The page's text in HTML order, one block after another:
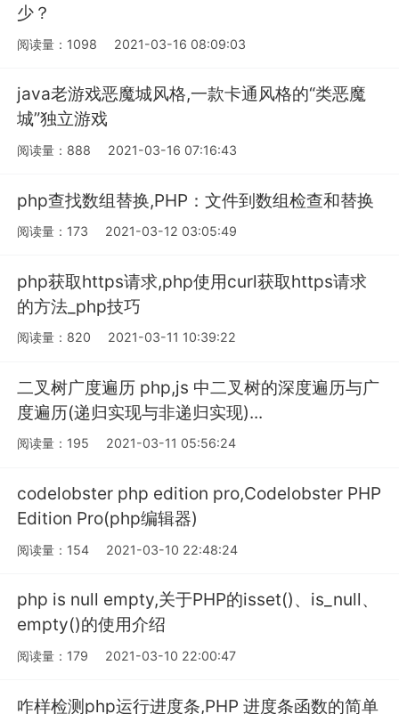
少？
阅读量：1098 2021-03-16 08:09:03
java老游戏恶魔城风格,一款卡通风格的“类恶魔
城”独立游戏
阅读量：888 2021-03-16 07:16:43
php查找数组替换,PHP：文件到数组检查和替换
阅读量：173 2021-03-12 03:05:49
php获取https请求,php使用curl获取https请求
的方法_php技巧
阅读量：820 2021-03-11 10:39:22
二叉树广度遍历 php,js 中二叉树的深度遍历与广
度遍历(递归实现与非递归实现)...
阅读量：195 2021-03-11 05:56:24
codelobster php edition pro,Codelobster PHP
Edition Pro(php编辑器)
阅读量：154 2021-03-10 22:48:24
php is null empty,关于PHP的isset()、is_null、
empty()的使用介绍
阅读量：179 2021-03-10 22:00:47
咋样检测php运行进度条,PHP 进度条函数的简单